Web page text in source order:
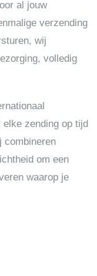
al jouw
verzending
wij
volledig
zending op tijd
combineren
om een
waarop je